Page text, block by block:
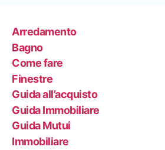
Arredamento
Bagno
Come fare
Finestre
Guida all’acquisto
Guida Immobiliare
Guida Mutui
Immobiliare